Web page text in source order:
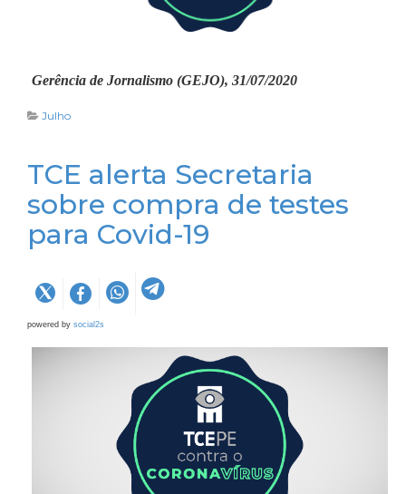
Gerência de Jornalismo (GEJO), 31/07/2020
Julho
TCE alerta Secretaria
sobre compra de testes
para Covid-19
powered by social2s